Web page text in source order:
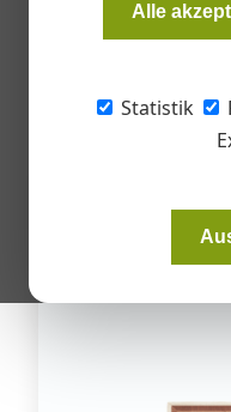
Alle
Statistik
Frei